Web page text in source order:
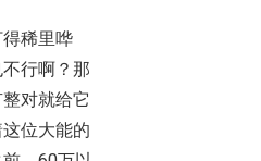
稀里哗
行啊？那
对就给它
位大能的